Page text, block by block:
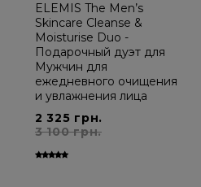
ELEMIS The Men’s
Skincare Cleanse &
Moisturise Duo -
Подарочный дуэт для
Мужчин для
ежедневного очищения
и увлажнения лица
2 325 грн.
3 100 грн.